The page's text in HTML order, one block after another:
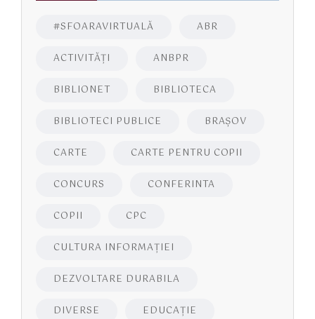
#SFOARAVIRTUALĂ ABR
ACTIVITĂŢI ANBPR
BIBLIONET BIBLIOTECA
BIBLIOTECI PUBLICE BRAŞOV
CARTE CARTE PENTRU COPII
CONCURS CONFERINTA
COPII CPC
CULTURA INFORMAŢIEI
DEZVOLTARE DURABILA
DIVERSE EDUCAŢIE